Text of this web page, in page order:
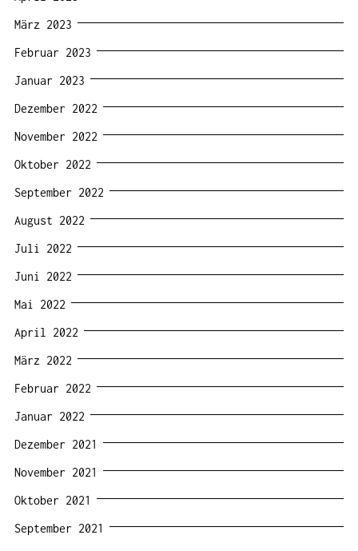
März 2023
Februar 2023
Januar 2023
Dezember 2022
November 2022
Oktober 2022
September 2022
August 2022
Juli 2022
Juni 2022
Mai 2022
April 2022
März 2022
Februar 2022
Januar 2022
Dezember 2021
November 2021
Oktober 2021
September 2021